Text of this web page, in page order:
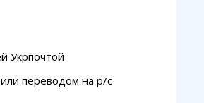
Укрпочтой
переводом на p/с